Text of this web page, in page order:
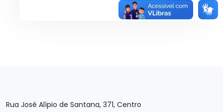
Rua José Alípio de Santana, 371, Centro